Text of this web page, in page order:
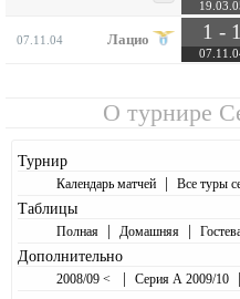
07.11.04 Лацио 1 - 1
О турнире
Турнир
Календарь матчей | Все туры
Таблицы
Полная | Домашняя |
Дополнительно
2008/09 < | Серия А 2009/10 |